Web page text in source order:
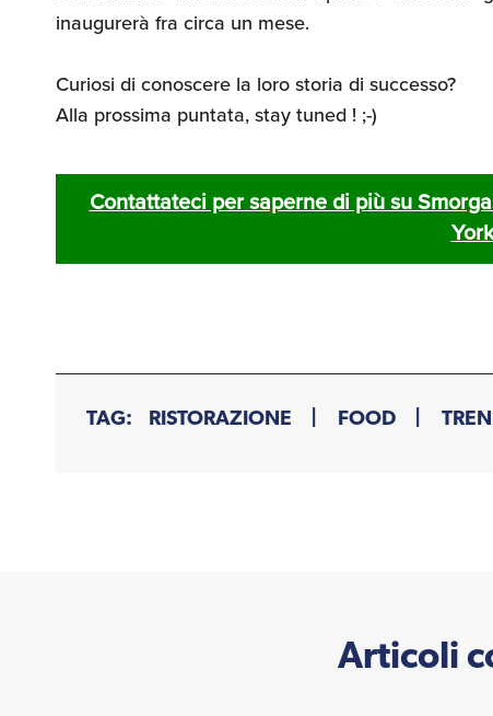
inaugurerà fra circa un mese.
Curiosi di conoscere la loro storia di successo?
Alla prossima puntata, stay tuned ! ;-)
Contattateci per saperne di più su
York
TAG: RISTORAZIONE FOOD
Articoli